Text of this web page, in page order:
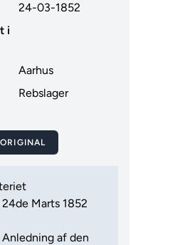
24-03-1852
i
Aarhus
Rebslager
Marts 1852
af den